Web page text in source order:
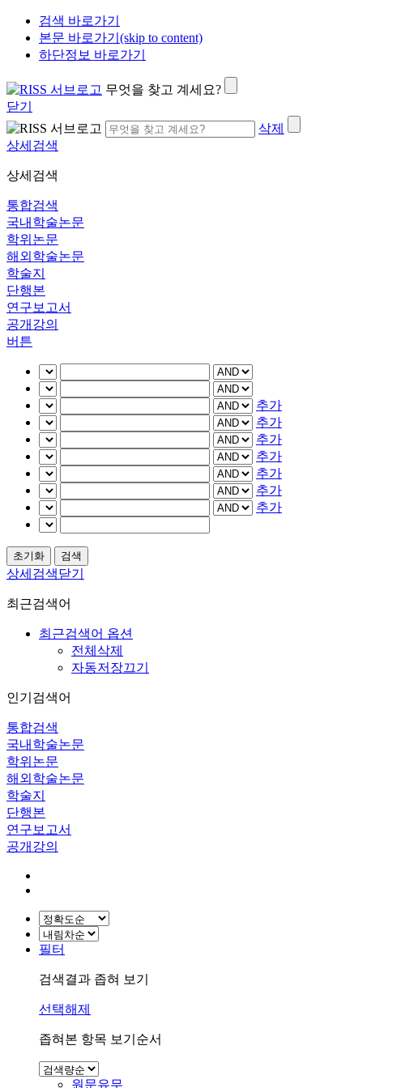
검색 바로가기
본문 바로가기(skip to content)
하단정보 바로가기
무엇을 찾고 계세요?
닫기
삭제
상세검색
상세검색
통합검색
국내학술논문
학위논문
해외학술논문
학술지
단행본
연구보고서
공개강의
버튼
추가
추가
추가
추가
추가
추가
추가
상세검색닫기
최근검색어
최근검색어 옵션
전체삭제
자동저장끄기
인기검색어
통합검색
국내학술논문
학위논문
해외학술논문
학술지
단행본
연구보고서
공개강의
필터
검색결과 좁혀 보기
선택해제
좁혀본 항목 보기순서
원문유무